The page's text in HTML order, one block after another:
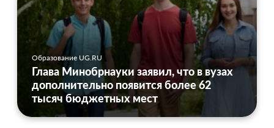
Образование UG.RU
Глава Минобрнауки заявил, что в вузах
дополнительно появится более 62
тысяч бюджетных мест